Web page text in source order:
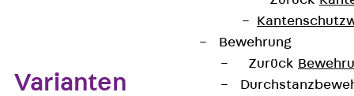
Bewehrung
Zurück
Varianten